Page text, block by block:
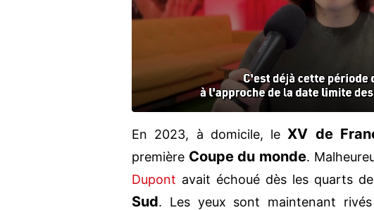
En 2023, à domicile, leXV de
première Coupe du monde.
Dupont avait échoué dès les quarts
Sud. Les yeux sont maintenant